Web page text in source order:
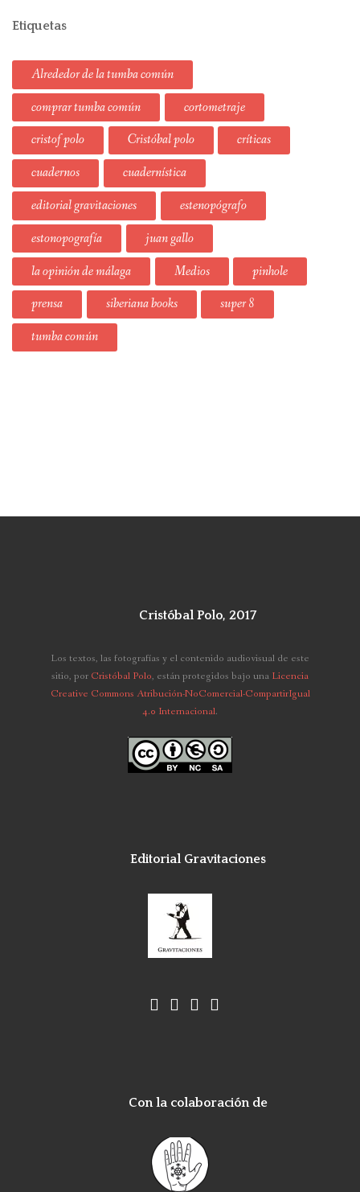
Etiquetas
Alrededor de la tumba común
comprar tumba común
cortometraje
cristof polo
Cristóbal polo
críticas
cuadernos
cuadernística
editorial gravitaciones
estenopógrafo
estonopografía
juan gallo
la opinión de málaga
Medios
pinhole
prensa
siberiana books
super 8
tumba común
Cristóbal Polo, 2017
Los textos, las fotografías y el contenido audiovisual de este
sitio, por Cristóbal Polo, están protegidos bajo una Licencia
Creative Commons Atribución-NoComercial-CompartirIgual
4.0 Internacional.
Editorial Gravitaciones
Con la colaboración de